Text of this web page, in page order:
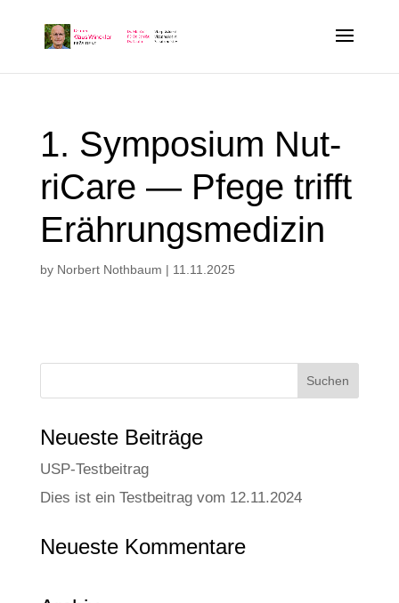
1. Sym­po­si­um Nut­
ri­Ca­re — Pfe­ge trifft
Erährungsmedizin
by Norbert Nothbaum | 11.11.2025
Neue­ste Beiträge
USP-Test­bei­trag
Dies ist ein Test­bei­trag vom 12.11.2024
Neue­ste Kommentare